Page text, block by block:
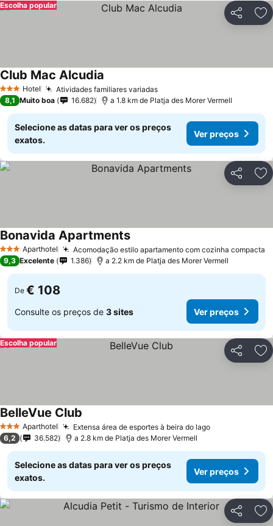
Partilhar
Escolha popular
3 EstrelasHotel Atividades familiares variadas
Club Mac Alcudia
8,1 Muito boa 16.682 a 1.8 km de Platja des Morer Vermell
Selecione as datas para ver os preços
exatos.
Ver preços
Partilhar
3 EstrelasAparthotel Acomodação estilo apartamento com cozinha compacta
Bonavida Apartments
9,3 Excelente 1.386 a 2.2 km de Platja des Morer Vermell
De € 108
Consulte os preços de 3 sites Ver preços
Partilhar
Escolha popular
3 EstrelasAparthotel Extensa área de esportes à beira do lago
BelleVue Club
6,2 36.582 a 2.8 km de Platja des Morer Vermell
Selecione as datas para ver os preços
exatos.
Ver preços
Partilhar